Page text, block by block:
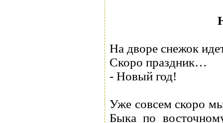
На дворе снежок
Скоро праздник…
- Новый год!
Уже совсем скоро
Быка по